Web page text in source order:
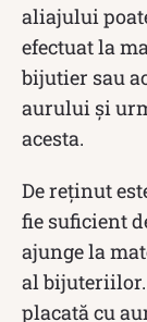
aliajului
efectuat la
bijutier sau
aurului și
acesta.
De reținut
fie suficient
ajunge la
al bijuteriilor.
placată cu